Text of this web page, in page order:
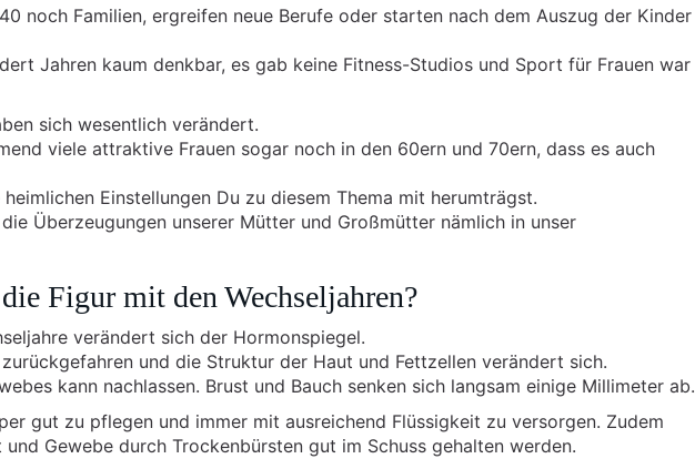
noch Familien, ergreifen neue Berufe oder starten nach dem Auszug der Kinder
Jahren kaum denkbar, es gab keine Fitness-Studios und Sport für Frauen war
sich wesentlich verändert.
viele attraktive Frauen sogar noch in den 60ern und 70ern, dass es auch
Einstellungen Du zu diesem Thema mit herumträgst.
Überzeugungen unserer Mütter und Großmütter nämlich in unser
Figur mit den Wechseljahren?
verändert sich der Hormonspiegel.
und die Struktur der Haut und Fettzellen verändert sich.
kann nachlassen. Brust und Bauch senken sich langsam einige Millimeter ab.
gut zu pflegen und immer mit ausreichend Flüssigkeit zu versorgen. Zudem
Gewebe durch Trockenbürsten gut im Schuss gehalten werden.